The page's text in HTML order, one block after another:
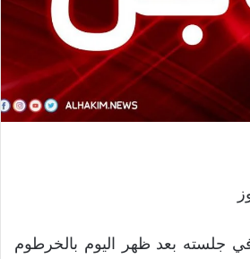
جلسته بعد ظهر اليوم بالخرطوم